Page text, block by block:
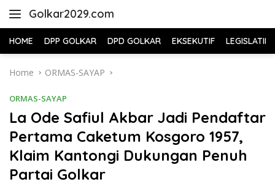
Golkar2029.com
HOME DPP GOLKAR DPD GOLKAR EKSEKUTIF LEGISLATIF
Home ORMAS-SAYAP
ORMAS-SAYAP
La Ode Safiul Akbar Jadi Pendaftar
Pertama Caketum Kosgoro 1957,
Klaim Kantongi Dukungan Penuh
Partai Golkar